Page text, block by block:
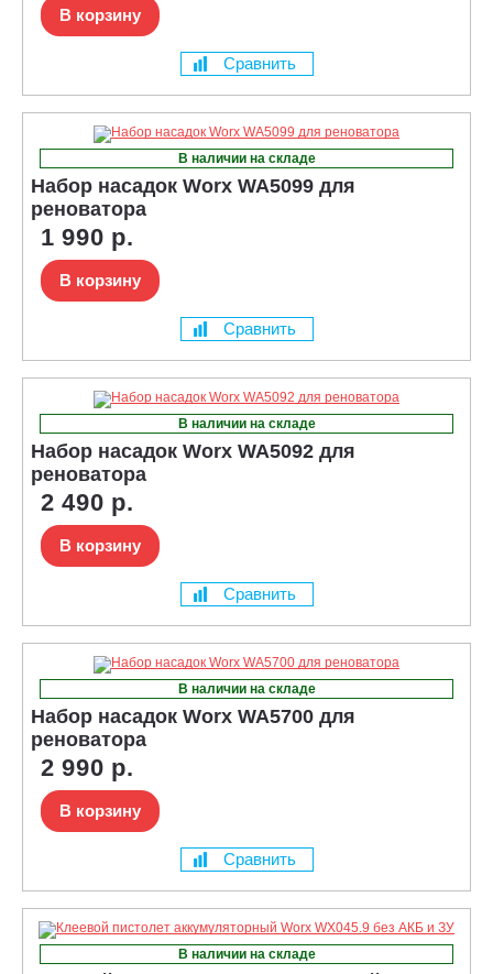
В корзину
Сравнить
В наличии на складе
Набор насадок Worx WA5099 для
реноватора
1 990 р.
В корзину
Сравнить
В наличии на складе
Набор насадок Worx WA5092 для
реноватора
2 490 р.
В корзину
Сравнить
В наличии на складе
Набор насадок Worx WA5700 для
реноватора
2 990 р.
В корзину
Сравнить
В наличии на складе